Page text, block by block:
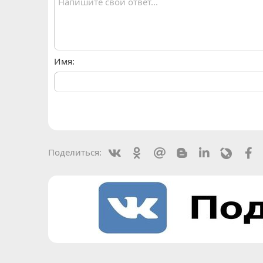
Имя
Поделиться: VkontakteOdnoklassniki
Mail.ru BloggerLinkedin